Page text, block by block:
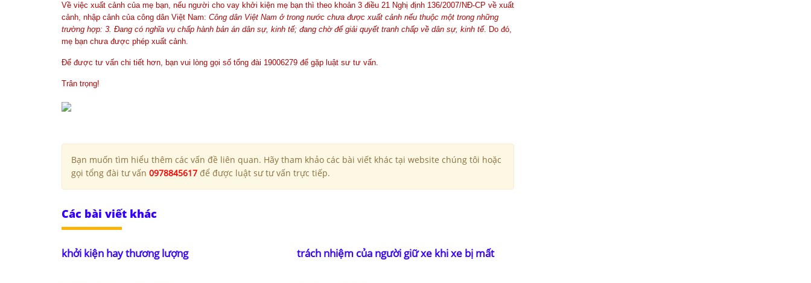
Về việc xuất cảnh của mẹ bạn, nếu người cho vay khởi kiện mẹ bạn thì theo khoản 3 điều 21 Nghị định 136/2007/NĐ-CP về xuất
cảnh, nhập cảnh của công dân Việt Nam: Công dân Việt Nam ở trong nước chưa được xuất cảnh nếu thuộc một trong những
trường hợp: 3. Đang có nghĩa vụ chấp hành bản án dân sự, kinh tế; đang chờ để giải quyết tranh chấp về dân sự, kinh tế. Do đó,
mẹ bạn chưa được phép xuất cảnh.
Để được tư vấn chi tiết hơn, bạn vui lòng gọi số tổng đài 19006279 để gặp luật sư tư vấn.
Trân trọng!
Bạn muốn tìm hiểu thêm các vấn đề liên quan. Hãy tham khảo các bài viết khác tại website chúng tôi hoặc
gọi tổng đài tư vấn 0978845617 để được luật sư tư vấn trực tiếp.
Các bài viết khác
khởi kiện hay thương lượng trách nhiệm của người giữ xe khi xe bị mất